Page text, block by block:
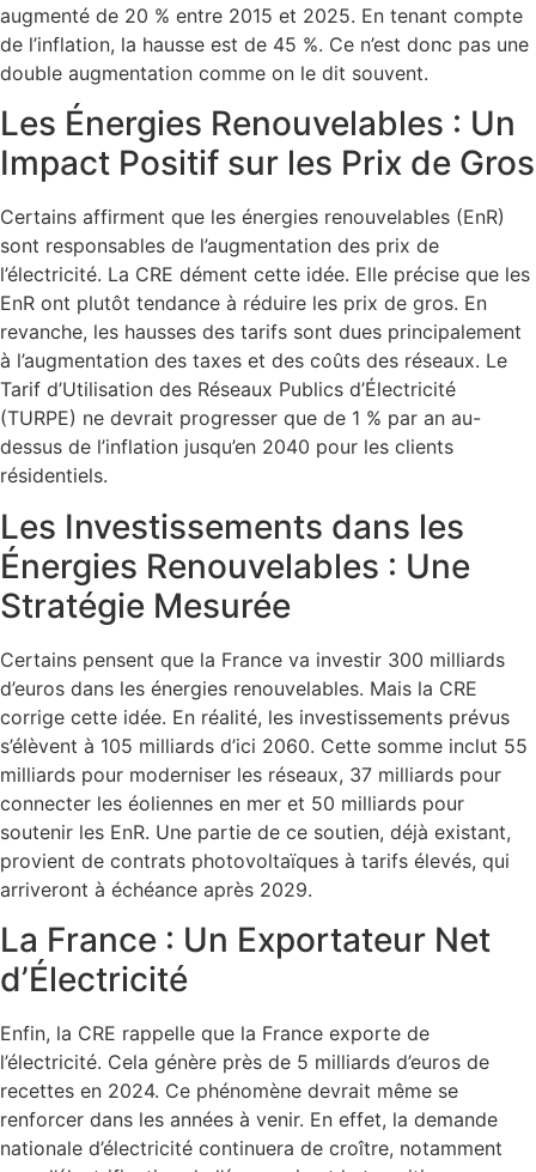
augmenté de 20 % entre 2015 et 2025. En tenant compte
de l’inflation, la hausse est de 45 %. Ce n’est donc pas une
double augmentation comme on le dit souvent.
Les Énergies Renouvelables : Un
Impact Positif sur les Prix de Gros
Certains affirment que les énergies renouvelables (EnR)
sont responsables de l’augmentation des prix de
l’électricité. La CRE dément cette idée. Elle précise que les
EnR ont plutôt tendance à réduire les prix de gros. En
revanche, les hausses des tarifs sont dues principalement
à l’augmentation des taxes et des coûts des réseaux. Le
Tarif d’Utilisation des Réseaux Publics d’Électricité
(TURPE) ne devrait progresser que de 1 % par an au-
dessus de l’inflation jusqu’en 2040 pour les clients
résidentiels.
Les Investissements dans les
Énergies Renouvelables : Une
Stratégie Mesurée
Certains pensent que la France va investir 300 milliards
d’euros dans les énergies renouvelables. Mais la CRE
corrige cette idée. En réalité, les investissements prévus
s’élèvent à 105 milliards d’ici 2060. Cette somme inclut 55
milliards pour moderniser les réseaux, 37 milliards pour
connecter les éoliennes en mer et 50 milliards pour
soutenir les EnR. Une partie de ce soutien, déjà existant,
provient de contrats photovoltaïques à tarifs élevés, qui
arriveront à échéance après 2029.
La France : Un Exportateur Net
d’Électricité
Enfin, la CRE rappelle que la France exporte de
l’électricité. Cela génère près de 5 milliards d’euros de
recettes en 2024. Ce phénomène devrait même se
renforcer dans les années à venir. En effet, la demande
nationale d’électricité continuera de croître, notamment